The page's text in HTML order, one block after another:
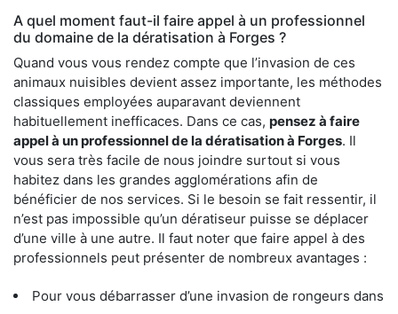
A quel moment faut-il faire appel à un professionnel
du domaine de la dératisation à Forges ?
Quand vous vous rendez compte que l’invasion de ces
animaux nuisibles devient assez importante, les méthodes
classiques employées auparavant deviennent
habituellement inefficaces. Dans ce cas, pensez à faire
appel à un professionnel de la dératisation à Forges. Il
vous sera très facile de nous joindre surtout si vous
habitez dans les grandes agglomérations afin de
bénéficier de nos services. Si le besoin se fait ressentir, il
n’est pas impossible qu’un dératiseur puisse se déplacer
d’une ville à une autre. Il faut noter que faire appel à des
professionnels peut présenter de nombreux avantages :
Pour vous débarrasser d’une invasion de rongeurs dans